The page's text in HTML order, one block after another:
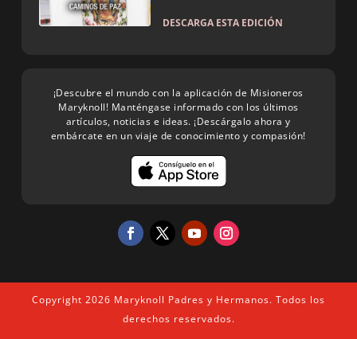
DESCARGA ESTA EDICIÓN
¡Descubre el mundo con la aplicación de Misioneros
Maryknoll! Manténgase informado con los últimos
artículos, noticias e ideas. ¡Descárgalo ahora y
embárcate en un viaje de conocimiento y compasión!
Copyright 2026 Maryknoll Padres y Hermanos. Todos los
derechos reservados.